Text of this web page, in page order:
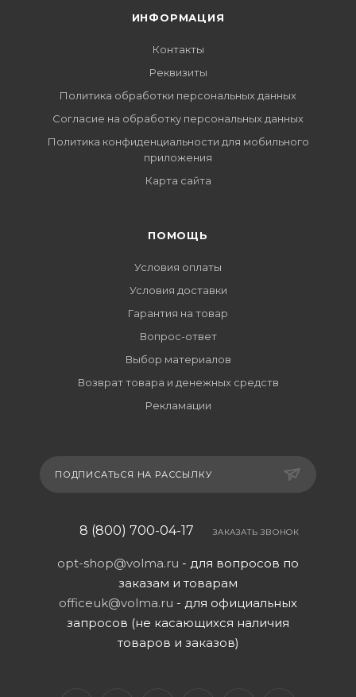
ИНФОРМАЦИЯ
Контакты
Реквизиты
Политика обработки персональных данных
Согласие на обработку персональных данных
Политика конфиденциальности для мобильного
приложения
Карта сайта
ПОМОЩЬ
Условия оплаты
Условия доставки
Гарантия на товар
Вопрос-ответ
Выбор материалов
Возврат товара и денежных средств
Рекламации
ПОДПИСАТЬСЯ НА РАССЫЛКУ
8 (800) 700-04-17 ЗАКАЗАТЬ ЗВОНОК
opt-shop@volma.ru - для вопросов по
заказам и товарам
officeuk@volma.ru - для официальных
запросов (не касающихся наличия
товаров и заказов)